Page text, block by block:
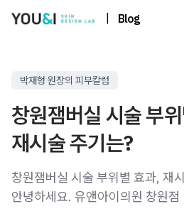
Blog
박재형 원장의 피부칼럼
창원잼버실 시술 부
재시술 주기는?
창원잼버실 시술 부위별 효과, 재
안녕하세요. 유앤아이의원 창원점